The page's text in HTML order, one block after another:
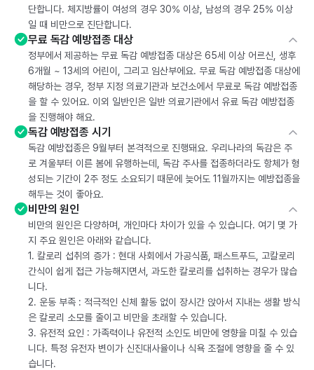
단합니다. 체지방률이 여성의 경우 30% 이상, 남성의 경우 25% 이상
일 때 비만으로 진단합니다.
무료 독감 예방접종 대상
정부에서 제공하는 무료 독감 예방접종 대상은 65세 이상 어르신, 생후
6개월 ~ 13세의 어린이, 그리고 임산부에요. 무료 독감 예방접종 대상에
해당하는 경우, 정부 지정 의료기관과 보건소에서 무료로 독감 예방접종
을 할 수 있어요. 이외 일반인은 일반 의료기관에서 유료 독감 예방접종
을 진행해야 해요.
독감 예방접종 시기
독감 예방접종은 9월부터 본격적으로 진행돼요. 우리나라의 독감은 주
로 겨울부터 이른 봄에 유행하는데, 독감 주사를 접종하더라도 항체가 형
성되는 기간이 2주 정도 소요되기 때문에 늦어도 11월까지는 예방접종을
해두는 것이 좋아요.
비만의 원인
비만의 원인은 다양하며, 개인마다 차이가 있을 수 있습니다. 여기 몇 가
지 주요 원인은 아래와 같습니다.
1. 칼로리 섭취의 증가 : 현대 사회에서 가공식품, 패스트푸드, 고칼로리
간식이 쉽게 접근 가능해지면서, 과도한 칼로리를 섭취하는 경우가 많습
니다.
2. 운동 부족 : 적극적인 신체 활동 없이 장시간 앉아서 지내는 생활 방식
은 칼로리 소모를 줄이고 비만을 초래할 수 있습니다.
3. 유전적 요인 : 가족력이나 유전적 소인도 비만에 영향을 미칠 수 있습
니다. 특정 유전자 변이가 신진대사율이나 식욕 조절에 영향을 줄 수 있
습니다.